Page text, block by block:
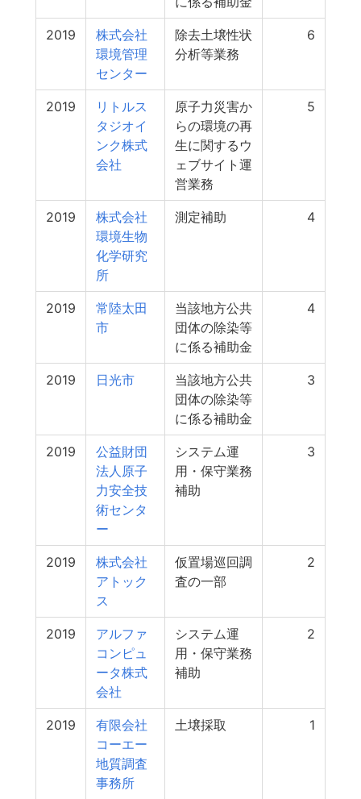
2019
株式会社
環境管理
センター
除去土壌性状
分析等業務
6
2019
リトルス
タジオイ
ンク株式
会社
原子力災害か
らの環境の再
生に関するウ
ェブサイト運
営業務
5
2019
株式会社
環境生物
化学研究
所
測定補助 4
2019
常陸太田
市
当該地方公共
団体の除染等
に係る補助金
4
2019 日光市
当該地方公共
団体の除染等
に係る補助金
3
2019
公益財団
法人原子
力安全技
術センタ
ー
システム運
用・保守業務
補助
3
2019
株式会社
アトック
ス
仮置場巡回調
査の一部
2
2019
アルファ
コンピュ
ータ株式
会社
システム運
用・保守業務
補助
2
2019
有限会社
コーエー
地質調査
事務所
土壌採取 1